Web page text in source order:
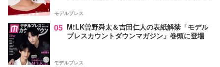
モデルプレス
05 M!LK曽野舜太＆吉田仁人の表紙解禁「モデル
プレスカウントダウンマガジン」巻頭に登場
モデルプレス